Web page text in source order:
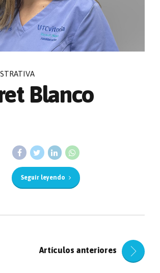
Blanco
Seguir leyendo
Artículos anteriores